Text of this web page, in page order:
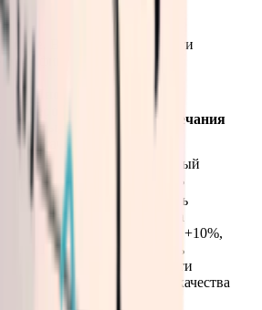
Все уровни сложности
конфигурацию:
высокого
качества
Примечания
1.0
Стандартный
множитель
Множитель
количества
предметов +10%,
множитель
вероятности
высокого качества